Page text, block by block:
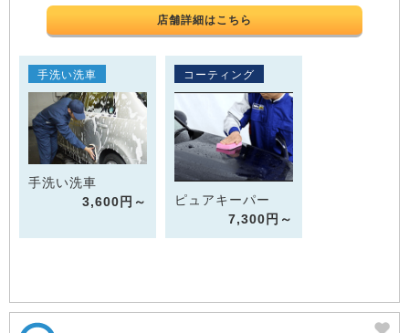
店舗詳細はこちら
手洗い洗車
手洗い洗車
3,600円～
コーティング
ピュアキーパー
7,300円～